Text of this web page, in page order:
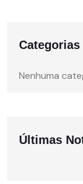
Categorias
Nenhuma
Últimas